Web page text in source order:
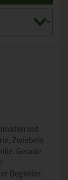
mit
Zwiebeln
Gerade
Begleiter.